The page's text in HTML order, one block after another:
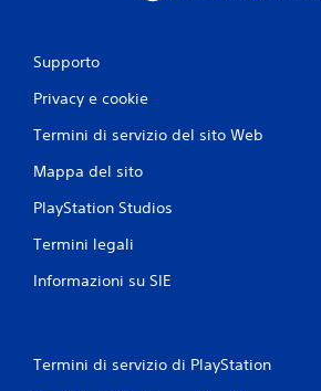
Supporto
Privacy e cookie
Termini di servizio del sito Web
Mappa del sito
PlayStation Studios
Termini legali
Informazioni su SIE
Termini di servizio di PlayStation